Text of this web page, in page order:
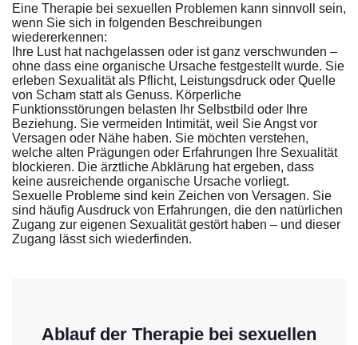
Eine Therapie bei sexuellen Problemen kann sinnvoll sein,
wenn Sie sich in folgenden Beschreibungen
wiedererkennen:
Ihre Lust hat nachgelassen oder ist ganz verschwunden –
ohne dass eine organische Ursache festgestellt wurde. Sie
erleben Sexualität als Pflicht, Leistungsdruck oder Quelle
von Scham statt als Genuss. Körperliche
Funktionsstörungen belasten Ihr Selbstbild oder Ihre
Beziehung. Sie vermeiden Intimität, weil Sie Angst vor
Versagen oder Nähe haben. Sie möchten verstehen,
welche alten Prägungen oder Erfahrungen Ihre Sexualität
blockieren. Die ärztliche Abklärung hat ergeben, dass
keine ausreichende organische Ursache vorliegt.
Sexuelle Probleme sind kein Zeichen von Versagen. Sie
sind häufig Ausdruck von Erfahrungen, die den natürlichen
Zugang zur eigenen Sexualität gestört haben – und dieser
Zugang lässt sich wiederfinden.
Ablauf der Therapie bei sexuellen